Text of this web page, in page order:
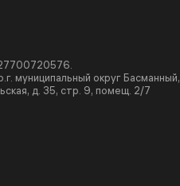
муниципальный округ Басманный,
д. 35, стр. 9, помещ. 2/7